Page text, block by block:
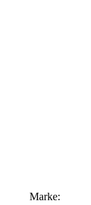
Marke: